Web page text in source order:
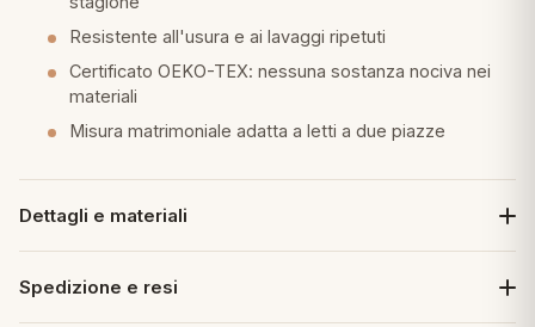
e Pigiami
Resistente all'usura e ai lavaggi ripetuti
Certificato OEKO-TEX: nessuna sostanza nociva nei
materiali
Misura matrimoniale adatta a letti a due piazze
Dettagli e materiali
Spedizione e resi